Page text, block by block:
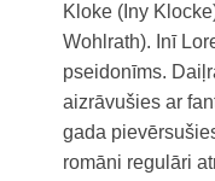
Kloke (Iny
Wohlrath). Inī
pseidonīms.
aizrāvušies ar
gada
romāni regulāri